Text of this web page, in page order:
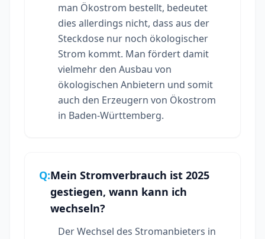
man Ökostrom bestellt, bedeutet
dies allerdings nicht, dass aus der
Steckdose nur noch ökologischer
Strom kommt. Man fördert damit
vielmehr den Ausbau von
ökologischen Anbietern und somit
auch den Erzeugern von Ökostrom
in Baden-Württemberg.
Q:Mein Stromverbrauch ist 2025
gestiegen, wann kann ich
wechseln?
Der Wechsel des Stromanbieters in